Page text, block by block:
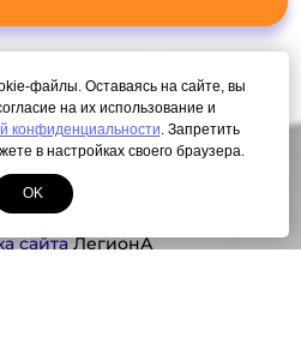
Все права защищены.
сайтаЛегионА
файлы. Оставаясь на сайте, вы
на их использование и
конфиденциальности. Запретить
в настройках своего браузера.
OK